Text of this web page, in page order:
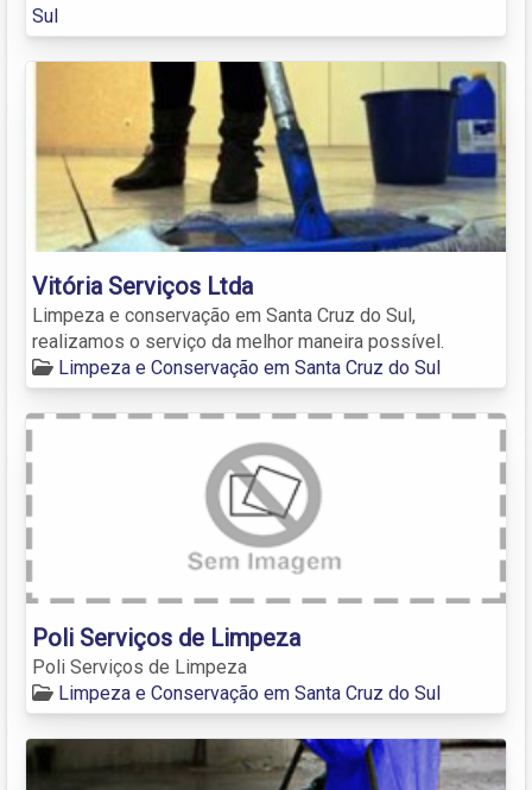
Sul
Vitória Serviços Ltda
Limpeza e conservação em Santa Cruz do Sul,
realizamos o serviço da melhor maneira possível.
Limpeza e Conservação em Santa Cruz do Sul
Poli Serviços de Limpeza
Poli Serviços de Limpeza
Limpeza e Conservação em Santa Cruz do Sul